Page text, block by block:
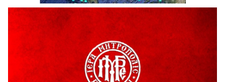
Καλοκαιριού 2026» με την βραβευμένη ταινία «Μικρές
Ανάσες».
5 Αυγούστου 2026
Γρεβενά: Συνελήφθη 18χρονος αλλοδαπός, για κλοπή
εξοπλισμού γυμναστηρίου
5 Αυγούστου 2026
ΑΗ ΛΑΟΣ | 5 Αυγούστου | Υπαίθριο Θέατρο “Καστράκι”,